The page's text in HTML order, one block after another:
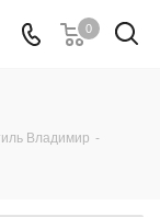
0
Владимир -